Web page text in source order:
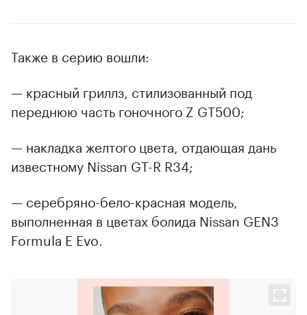
Также в серию вошли:
— красный гриллз, стилизованный под
переднюю часть гоночного Z GT500;
— накладка желтого цвета, отдающая дань
известному Nissan GT-R R34;
— серебряно-бело-красная модель,
выполненная в цветах болида Nissan GEN3
Formula E Evo.